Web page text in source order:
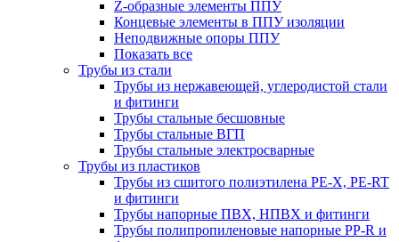
Z-образные элементы ППУ
Концевые элементы в ППУ изоляции
Неподвижные опоры ППУ
Показать все
Трубы из стали
Трубы из нержавеющей, углеродистой стали
и фитинги
Трубы стальные бесшовные
Трубы стальные ВГП
Трубы стальные электросварные
Трубы из пластиков
Трубы из сшитого полиэтилена PE-X, PE-RT
и фитинги
Трубы напорные ПВХ, НПВХ и фитинги
Трубы полипропиленовые напорные PP-R и